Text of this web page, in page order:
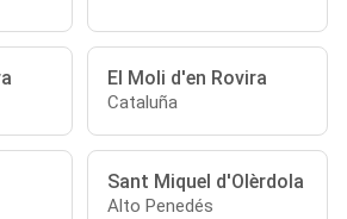
El Moli d'en Rovira
Cataluña
Sant Miquel d'Olèrdola
Alto Penedés